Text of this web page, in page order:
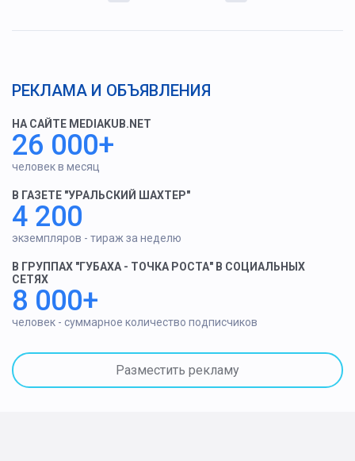
РЕКЛАМА И ОБЪЯВЛЕНИЯ
НА САЙТЕ MEDIAKUB.NET
26 000+
человек в месяц
В ГАЗЕТЕ "УРАЛЬСКИЙ ШАХТЕР"
4 200
экземпляров - тираж за неделю
В ГРУППАХ "ГУБАХА - ТОЧКА РОСТА" В СОЦИАЛЬНЫХ
СЕТЯХ
8 000+
человек - суммарное количество подписчиков
Разместить рекламу